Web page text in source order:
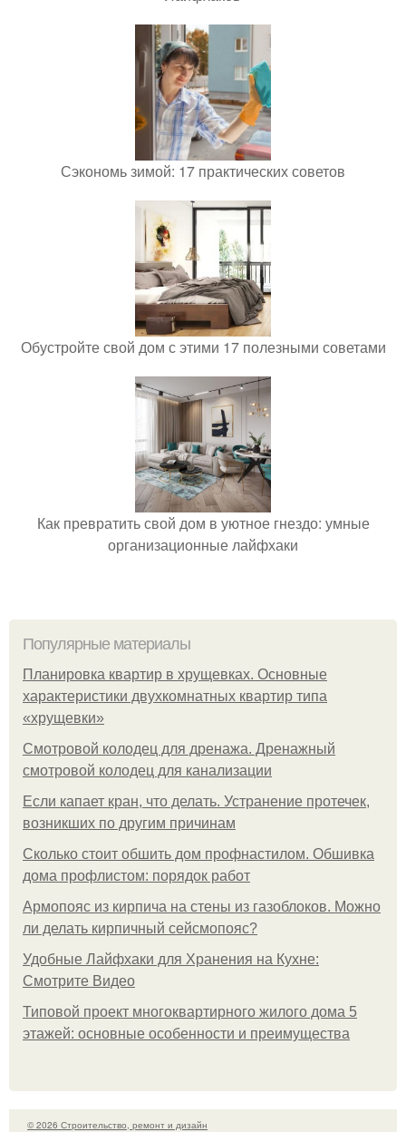
Сэкономь зимой: 17 практических советов
Обустройте свой дом с этими 17 полезными советами
Как превратить свой дом в уютное гнездо: умные
организационные лайфхаки
Популярные материалы
Планировка квартир в хрущевках. Основные
характеристики двухкомнатных квартир типа
«хрущевки»
Смотровой колодец для дренажа. Дренажный
смотровой колодец для канализации
Если капает кран, что делать. Устранение протечек,
возникших по другим причинам
Сколько стоит обшить дом профнастилом. Обшивка
дома профлистом: порядок работ
Армопояс из кирпича на стены из газоблоков. Можно
ли делать кирпичный сейсмопояс?
Удобные Лайфхаки для Хранения на Кухне:
Смотрите Видео
Типовой проект многоквартирного жилого дома 5
этажей: основные особенности и преимущества
© 2026 Строительство, ремонт и дизайн